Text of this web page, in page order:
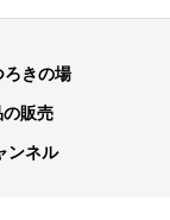
きの場
の販売
ンネル